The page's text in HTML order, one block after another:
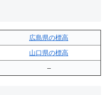
広島県の標高
山口県の標高
–